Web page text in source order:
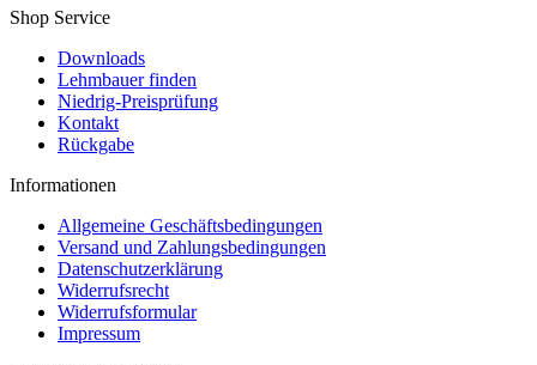
Shop Service
Downloads
Lehmbauer finden
Niedrig-Preisprüfung
Kontakt
Rückgabe
Informationen
Allgemeine Geschäftsbedingungen
Versand und Zahlungsbedingungen
Datenschutzerklärung
Widerrufsrecht
Widerrufsformular
Impressum